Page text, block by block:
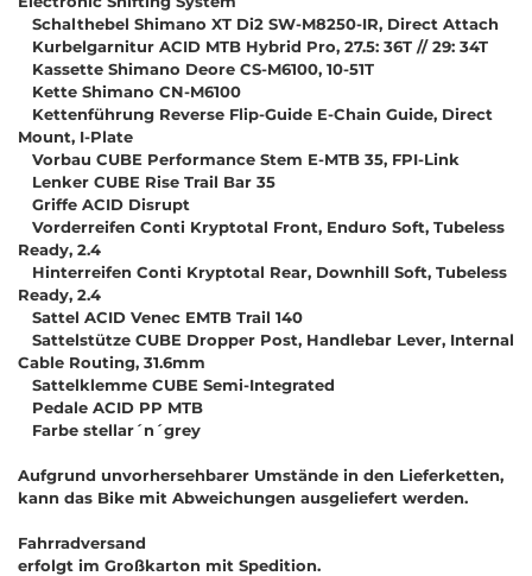
Schalthebel Shimano XT Di2 SW-M8250-IR, Direct Attach
Kurbelgarnitur ACID MTB Hybrid Pro, 27.5: 36T // 29: 34T
Kassette Shimano Deore CS-M6100, 10-51T
Kette Shimano CN-M6100
Kettenführung Reverse Flip-Guide E-Chain Guide, Direct
Mount, I-Plate
Vorbau CUBE Performance Stem E-MTB 35, FPI-Link
Lenker CUBE Rise Trail Bar 35
Griffe ACID Disrupt
Vorderreifen Conti Kryptotal Front, Enduro Soft, Tubeless
Ready, 2.4
Hinterreifen Conti Kryptotal Rear, Downhill Soft, Tubeless
Ready, 2.4
Sattel ACID Venec EMTB Trail 140
Sattelstütze CUBE Dropper Post, Handlebar Lever, Internal
Cable Routing, 31.6mm
Sattelklemme CUBE Semi-Integrated
Pedale ACID PP MTB
Farbe stellar´n´grey
Aufgrund unvorhersehbarer Umstände in den Lieferketten,
kann das Bike mit Abweichungen ausgeliefert werden.
Fahrradversand
erfolgt im Großkarton mit Spedition.